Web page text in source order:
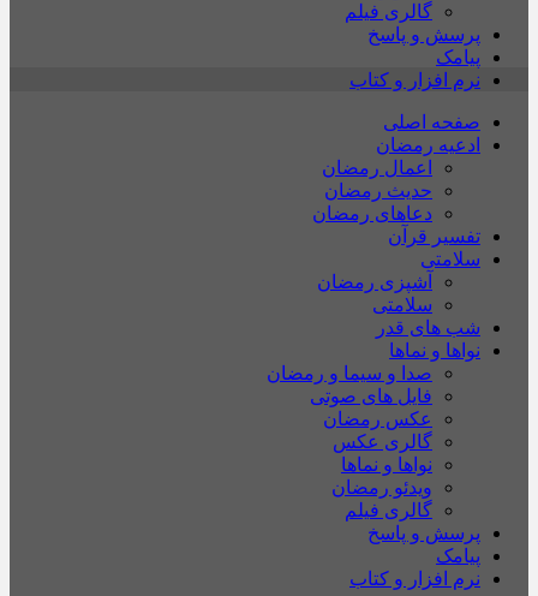
گالری فیلم
پرسش و پاسخ
پیامک
نرم افزار و کتاب
صفحه اصلی
ادعیه رمضان
اعمال رمضان
حدیث رمضان
دعاهای رمضان
تفسیر قرآن
سلامتی
آشپزی رمضان
سلامتی
شب های قدر
نواها و نماها
صدا و سیما و رمضان
فایل های صوتی
عکس رمضان
گالری عکس
نواها و نماها
ویدئو رمضان
گالری فیلم
پرسش و پاسخ
پیامک
نرم افزار و کتاب